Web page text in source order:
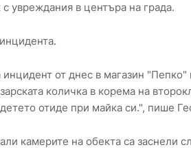
увреждания в центъра на града.
от днес в магазин
количка в корема на
отиде при майка си.", пише
камерите на обекта са заснели